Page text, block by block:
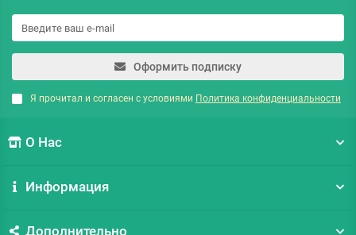
Оформить подписку
Я прочитал и согласен с условиями Политика конфиденциальности
О Нас
Информация
Дополнительно